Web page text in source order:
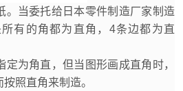
。当委托给日本零件制造厂家制造
有的角都为直角，4条边都为直
定为角直，但当图形画成直角时，
照直角来制造。